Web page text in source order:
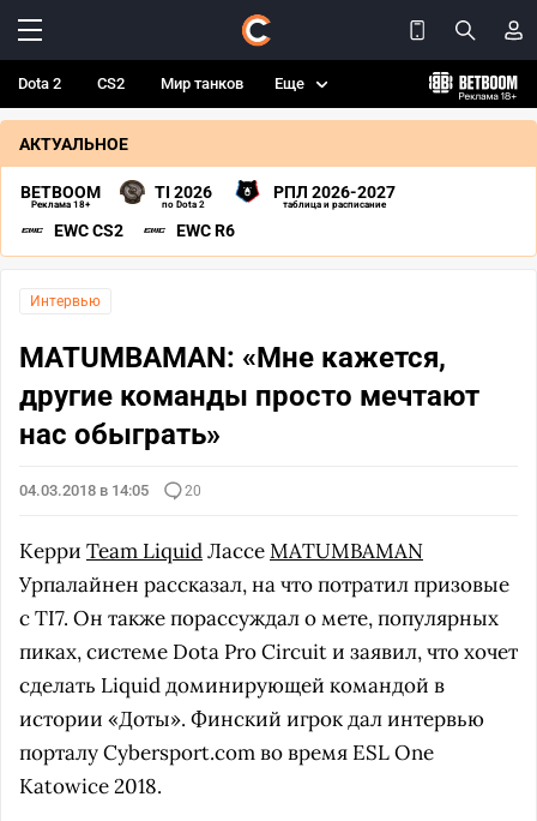
Dota 2 CS2 Мир танков Еще
АКТУАЛЬНОЕ
BETBOOM
Реклама 18+
TI 2026
по Dota 2
РПЛ 2026-2027
таблица и расписание
EWC CS2 EWC R6
Интервью
MATUMBAMAN: «Мне кажется,
другие команды просто мечтают
нас обыграть»
04.03.2018 в 14:05 20
Керри Team LiquidЛассеMATUMBAMAN
Урпалайнен рассказал, на что потратил призовые
с TI7. Он также порассуждал о мете, популярных
пиках, системе Dota Pro Circuit и заявил, что хочет
сделать Liquid доминирующей командой в
истории «Доты». Финский игрок дал интервью
порталу Cybersport.com во время ESL One
Katowice 2018.